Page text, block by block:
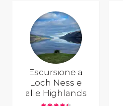
Escursione a
Loch Ness e
alle Highlands